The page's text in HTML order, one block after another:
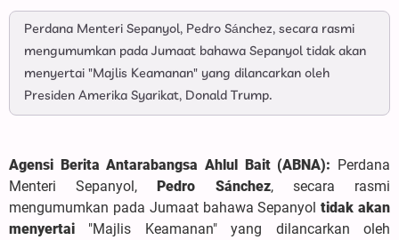
Perdana Menteri Sepanyol, Pedro Sánchez, secara rasmi
mengumumkan pada Jumaat bahawa Sepanyol tidak akan
menyertai "Majlis Keamanan" yang dilancarkan oleh
Presiden Amerika Syarikat, Donald Trump.
Agensi Berita Antarabangsa Ahlul Bait (ABNA): Perdana
Menteri Sepanyol,Pedro Sánchez, secara rasmi
mengumumkan pada Jumaat bahawa Sepanyoltidak akan
menyertai "Majlis Keamanan" yang dilancarkan oleh